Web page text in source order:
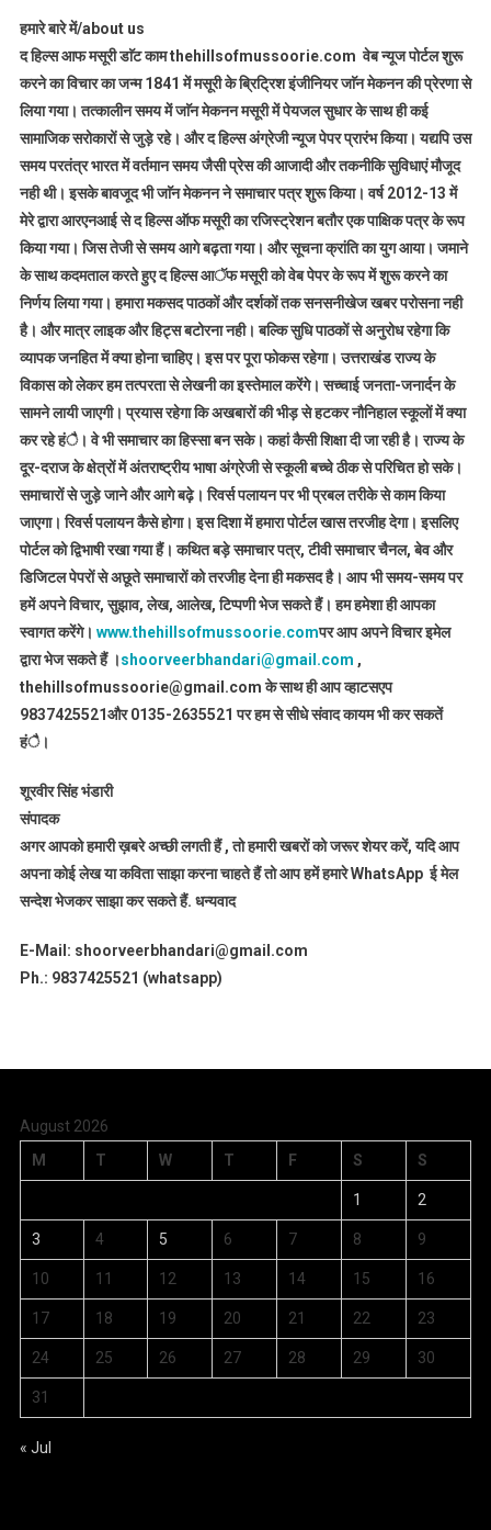
हमारे बारे में/about us
द हिल्स आफ मसूरी डाॅट काम thehillsofmussoorie.com वेब न्यूज पोर्टल शुरू
करने का विचार का जन्म 1841 में मसूरी के ब्रिट्रिश इंजीनियर जाॅन मेकनन की प्रेरणा से
लिया गया। तत्कालीन समय में जाॅन मेकनन मसूरी में पेयजल सुधार के साथ ही कई
सामाजिक सरोकारों से जुड़े रहे। और द हिल्स अंग्रेजी न्यूज पेपर प्रारंभ किया। यद्यपि उस
समय परतंत्र भारत में वर्तमान समय जैसी प्रेस की आजादी और तकनीकि सुविधाएं मौजूद
नही थी। इसके बावजूद भी जाॅन मेकनन ने समाचार पत्र शुरू किया। वर्ष 2012-13 में
मेरे द्वारा आरएनआई से द हिल्स ऑफ मसूरी का रजिस्ट्रेशन बतौर एक पाक्षिक पत्र के रूप
किया गया। जिस तेजी से समय आगे बढ़ता गया। और सूचना क्रांति का युग आया। जमाने
के साथ कदमताल करते हुए द हिल्स आॅफ मसूरी को वेब पेपर के रूप में शुरू करने का
निर्णय लिया गया। हमारा मकसद पाठकों और दर्शकों तक सनसनीखेज खबर परोसना नही
है। और मात्र लाइक और हिट्स बटोरना नही। बल्कि सुधि पाठकों से अनुरोध रहेगा कि
व्यापक जनहित में क्या होना चाहिए। इस पर पूरा फोकस रहेगा। उत्तराखंड राज्य के
विकास को लेकर हम तत्परता से लेखनी का इस्तेमाल करेंगे। सच्चाई जनता-जनार्दन के
सामने लायी जाएगी। प्रयास रहेगा कि अखबारों की भीड़ से हटकर नौनिहाल स्कूलों में क्या
कर रहे हंै। वे भी समाचार का हिस्सा बन सके। कहां कैसी शिक्षा दी जा रही है। राज्य के
दूर-दराज के क्षेत्रों में अंतराष्ट्रीय भाषा अंग्रेजी से स्कूली बच्चे ठीक से परिचित हो सके।
समाचारों से जुड़े जाने और आगे बढ़े। रिवर्स पलायन पर भी प्रबल तरीके से काम किया
जाएगा। रिवर्स पलायन कैसे होगा। इस दिशा में हमारा पोर्टल खास तरजीह देगा। इसलिए
पोर्टल को द्विभाषी रखा गया हैं। कथित बड़े समाचार पत्र, टीवी समाचार चैनल, बेव और
डिजिटल पेपरों से अछूते समाचारों को तरजीह देना ही मकसद है। आप भी समय-समय पर
हमें अपने विचार, सुझाव, लेख, आलेख, टिप्पणी भेज सकते हैं। हम हमेशा ही आपका
स्वागत करेंगे। www.thehillsofmussoorie.comपर आप अपने विचार इमेल
द्वारा भेज सकते हैं ।shoorveerbhandari@gmail.com ,
thehillsofmussoorie@gmail.com के साथ ही आप व्हाटसएप
9837425521और 0135-2635521 पर हम से सीधे संवाद कायम भी कर सकतें
हंै।
शूरवीर सिंह भंडारी
संपादक
अगर आपको हमारी ख़बरे अच्छी लगती हैं , तो हमारी खबरों को जरूर शेयर करें, यदि आप
अपना कोई लेख या कविता साझा करना चाहते हैं तो आप हमें हमारे WhatsApp ई मेल
सन्देश भेजकर साझा कर सकते हैं. धन्यवाद
E-Mail: shoorveerbhandari@gmail.com
Ph.: 9837425521 (whatsapp)
August 2026
M
T W T F S S
1 2
3 4 5 6 7 8 9
10 11 12 13 14 15 16
17 18 19 20 21 22 23
24 25 26 27 28 29 30
31
« Jul